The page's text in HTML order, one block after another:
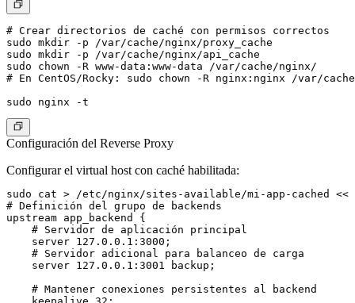
# Crear directorios de caché con permisos correctos
sudo mkdir -p /var/cache/nginx/proxy_cache
sudo mkdir -p /var/cache/nginx/api_cache
sudo chown -R www-data:www-data /var/cache/nginx/
# En CentOS/Rocky: sudo chown -R nginx:nginx /var/
Configuración del Reverse Proxy
Configurar el virtual host con caché habilitada:
sudo cat > /etc/nginx/sites-available/mi-app-cached <<
# Definición del grupo de backends
upstream app_backend {
    # Servidor de aplicación principal
    server 127.0.0.1:3000;
    # Servidor adicional para balanceo de carga
    server 127.0.0.1:3001 backup;
    # Mantener conexiones persistentes al backend